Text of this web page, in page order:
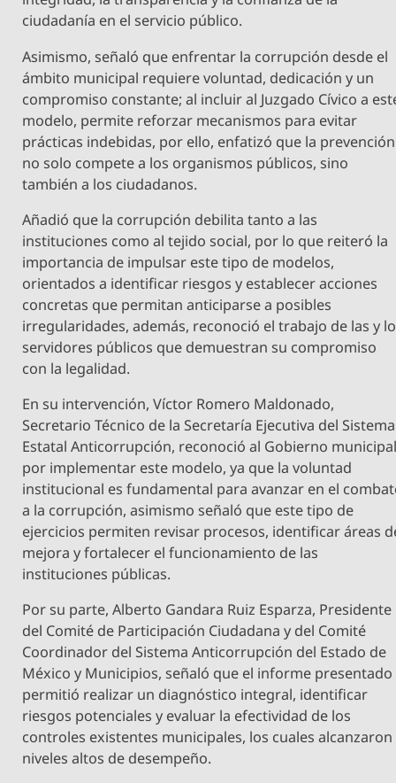
ciudadanía en el servicio público.
Asimismo, señaló que enfrentar la corrupción desde el
ámbito municipal requiere voluntad, dedicación y un
compromiso constante; al incluir al Juzgado Cívico a
modelo, permite reforzar mecanismos para evitar
prácticas indebidas, por ello, enfatizó que la prevención
no solo compete a los organismos públicos, sino
también a los ciudadanos.
Añadió que la corrupción debilita tanto a las
instituciones como al tejido social, por lo que reiteró la
importancia de impulsar este tipo de modelos,
orientados a identificar riesgos y establecer acciones
concretas que permitan anticiparse a posibles
irregularidades, además, reconoció el trabajo de las y
servidores públicos que demuestran su compromiso
con la legalidad.
En su intervención, Víctor Romero Maldonado,
Secretario Técnico de la Secretaría Ejecutiva del Sistema
Estatal Anticorrupción, reconoció al Gobierno
por implementar este modelo, ya que la voluntad
institucional es fundamental para avanzar en el
a la corrupción, asimismo señaló que este tipo de
ejercicios permiten revisar procesos, identificar áreas
mejora y fortalecer el funcionamiento de las
instituciones públicas.
Por su parte, Alberto Gandara Ruiz Esparza, Presidente
del Comité de Participación Ciudadana y del Comité
Coordinador del Sistema Anticorrupción del Estado de
México y Municipios, señaló que el informe presentado
permitió realizar un diagnóstico integral, identificar
riesgos potenciales y evaluar la efectividad de los
controles existentes municipales, los cuales alcanzaron
niveles altos de desempeño.